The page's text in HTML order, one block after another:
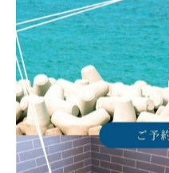
シュし、昼はバーベキューで
人気です。サウナ初心者から
みを見つけられるのが魅力です
サウナ付きヴィラで過ご
サウナ付きヴィラでの休日は
想的なひとときです。兵庫県
た広さと設備が揃い、サウナ